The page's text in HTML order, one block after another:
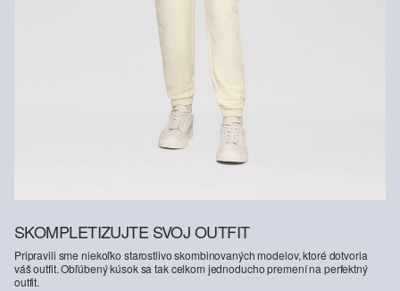
SKOMPLETIZUJTE SVOJ OUTFIT
Pripravili sme niekoľko starostlivo skombinovaných modelov, ktoré dotvoria
váš outfit. Obľúbený kúsok sa tak celkom jednoducho premení na perfektný
outfit.